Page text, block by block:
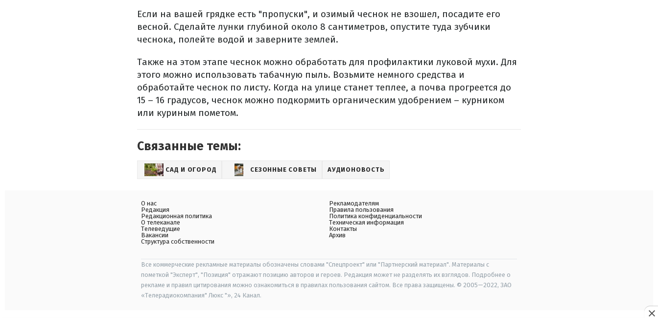
Если на вашей грядке есть "пропуски", и озимый чеснок не взошел, посадите его
весной. Сделайте лунки глубиной около 8 сантиметров, опустите туда зубчики
чеснока, полейте водой и заверните землей.
Также на этом этапе чеснок можно обработать для профилактики луковой мухи. Для
этого можно использовать табачную пыль. Возьмите немного средства и
обработайте чеснок по листу. Когда на улице станет теплее, а почва прогреется до
15 – 16 градусов, чеснок можно подкормить органическим удобрением – курником
или куриным пометом.
Связанные темы:
САД И ОГОРОД СЕЗОННЫЕ СОВЕТЫ АУДИОНОВОСТЬ
О нас
Редакция
Редакционная политика
О телеканале
Телеведущие
Вакансии
Структура собственности
Рекламодателям
Правила пользования
Политика конфиденциальности
Техническая информация
Контакты
Архив
Все коммерческие рекламные материалы обозначены словами "Спецпроект" или "Партнерский материал". Материалы с
пометкой "Эксперт", "Позиция" отражают позицию авторов и героев. Редакция может не разделять их взглядов. Подробнее о
рекламе и правил цитирования можно ознакомиться в правилах пользования сайтом. Все права защищены. © 2005—2022, ЗАО
«Телерадиокомпания" Люкс "», 24 Канал.